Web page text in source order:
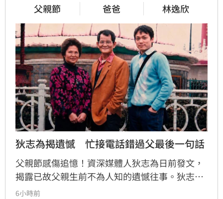
少女在家產子男嬰夭折　裹毛
巾藏住處多日
5小時前
劍橋最年輕黑人教授閃辭！爆
論文抄襲造假
6小時前
遊日瘋買恢復衣「穿」越疲
6小時前
父親節 爸爸 林逸欣
狄志為揭遺憾　忙接電話錯過父最後一句話
父親節感傷追憶！資深媒體人狄志為日前發文，
揭露已故父親生前不為人知的遺憾往事。狄志為
透露，父親一生以海為家，兩人相處時間極少，
6小時前